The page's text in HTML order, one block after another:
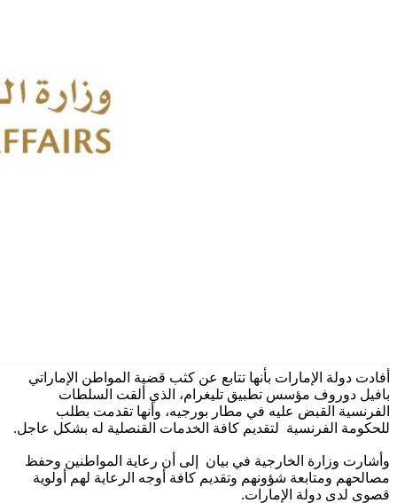
أفادت دولة الإمارات بأنها تتابع عن كثب قضية المواطن الإماراتي
بافيل دوروف مؤسس تطبيق تليغرام، الذي ألقت السلطات
الفرنسية القبض عليه في مطار بورجيه، وأنها تقدمت بطلب
للحكومة الفرنسية لتقديم كافة الخدمات القنصلية له بشكل عاجل.
وأشارت وزارة الخارجية في بيان إلى أن رعاية المواطنين وحفظ
مصالحهم ومتابعة شؤونهم وتقديم كافة أوجه الرعاية لهم أولوية
قصوى لدى دولة الإمارات.